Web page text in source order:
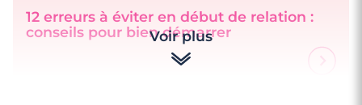
12 erreurs à éviter en début de relation :
conseils pour bien démarrer
Voir plus